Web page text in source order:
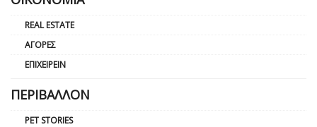
REAL ESTATE
ΑΓΟΡΈΣ
ΕΠΙΧΕΙΡΕΊΝ
ΠΕΡΙΒΆΛΛΟΝ
PET STORIES